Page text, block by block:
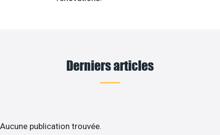
Derniers articles
Aucune publication trouvée.